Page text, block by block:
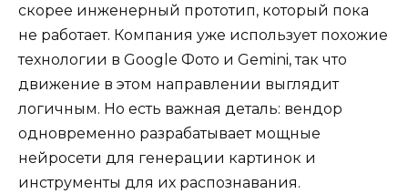
скорее инженерный прототип, который пока
не работает. Компания уже использует похожие
технологии в Google Фото и Gemini, так что
движение в этом направлении выглядит
логичным. Но есть важная деталь: вендор
одновременно разрабатывает мощные
нейросети для генерации картинок и
инструменты для их распознавания.